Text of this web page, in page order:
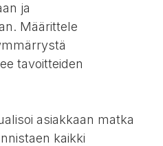
ja
Määrittele
tavoitteiden
asiakkaan matka
kaikki